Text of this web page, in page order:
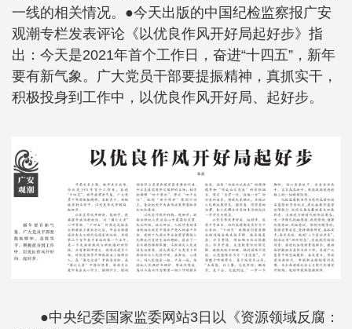
一线的相关情况。●今天出版的中国纪检监察报广安
观潮专栏发表评论《以优良作风开好局起好步》指
出：今天是2021年首个工作日，奋进“十四五”，新年
要有新气象。广大党员干部要提振精神，真抓实干，
积极投身到工作中，以优良作风开好局、起好步。
●中央纪委国家监委网站3日以《资源领域反腐：